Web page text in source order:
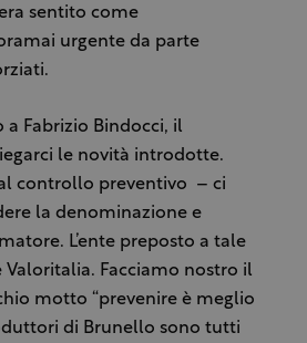
sentito come
urgente da parte
Fabrizio Bindocci, il
le novità introdotte.
controllo preventivo – ci
la denominazione e
L’ente preposto a tale
Facciamo nostro il
motto “prevenire è meglio
di Brunello sono tutti